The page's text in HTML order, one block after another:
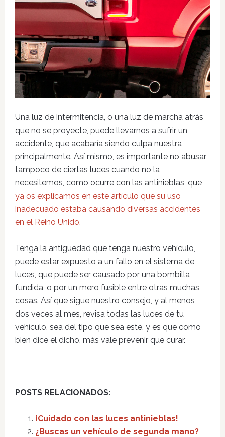
Una luz de intermitencia, o una luz de marcha atrás
que no se proyecte, puede llevarnos a sufrir un
accidente, que acabaría siendo culpa nuestra
principalmente. Así mismo, es importante no abusar
tampoco de ciertas luces cuando no la
necesitemos, como ocurre con las antinieblas, que
ya os explicamos en este artículo que su uso
inadecuado estaba causando diversas accidentes
en el Reino Unido.
Tenga la antigüedad que tenga nuestro vehículo,
puede estar expuesto a un fallo en el sistema de
luces, que puede ser causado por una bombilla
fundida, o por un mero fusible entre otras muchas
cosas. Así que sigue nuestro consejo, y al menos
dos veces al mes, revisa todas las luces de tu
vehículo, sea del tipo que sea este, y es que como
bien dice el dicho, más vale prevenir que curar.
POSTS RELACIONADOS:
¡Cuidado con las luces antinieblas!
¿Buscas un vehículo de segunda mano?